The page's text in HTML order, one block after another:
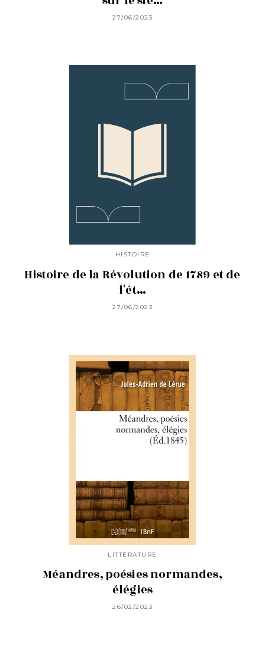
27/06/2023
HISTOIRE
Histoire de la Révolution de 1789 et de
l'ét…
27/06/2023
LITTÉRATURE
Méandres, poésies normandes,
élégies
26/02/2023